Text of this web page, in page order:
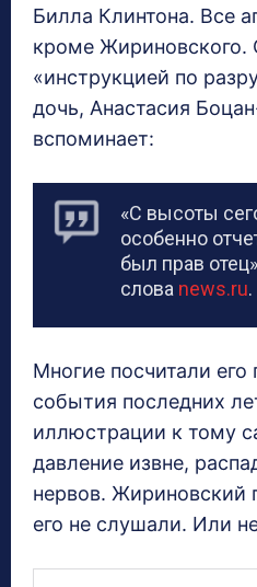
Билла Клинтона. Все
кроме Жириновского.
«инструкцией по
дочь, Анастасия
вспоминает:
«С высоты
особенно
был прав
слова news.ru.
Многие посчитали
события последних
иллюстрации к тому
давление извне,
нервов. Жириновский
его не слушали. Или